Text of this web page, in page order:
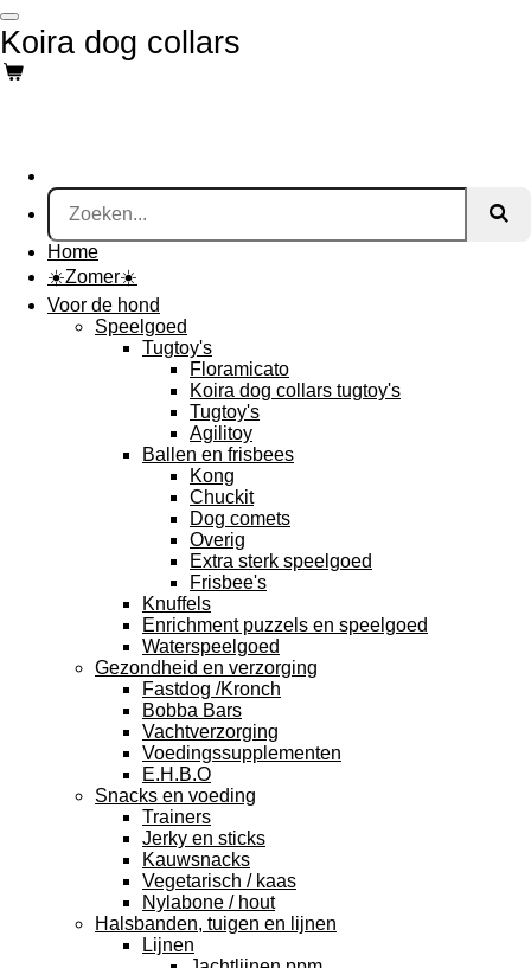
Ga
direct
naar
de
Koira dog collars
Home
☀️Zomer☀️
Voor de hond
Speelgoed
Tugtoy's
Floramicato
Koira dog collars tugtoy's
Tugtoy's
Agilitoy
Ballen en frisbees
Kong
Chuckit
Dog comets
Overig
Extra sterk speelgoed
Frisbee's
Knuffels
Enrichment puzzels en speelgoed
Waterspeelgoed
Gezondheid en verzorging
Fastdog /Kronch
Bobba Bars
Vachtverzorging
Voedingssupplementen
E.H.B.O
Snacks en voeding
Trainers
Jerky en sticks
Kauwsnacks
Vegetarisch / kaas
Nylabone / hout
Halsbanden, tuigen en lijnen
Lijnen